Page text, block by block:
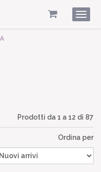
Prodotti da 1 a 12 di 87
Ordina per